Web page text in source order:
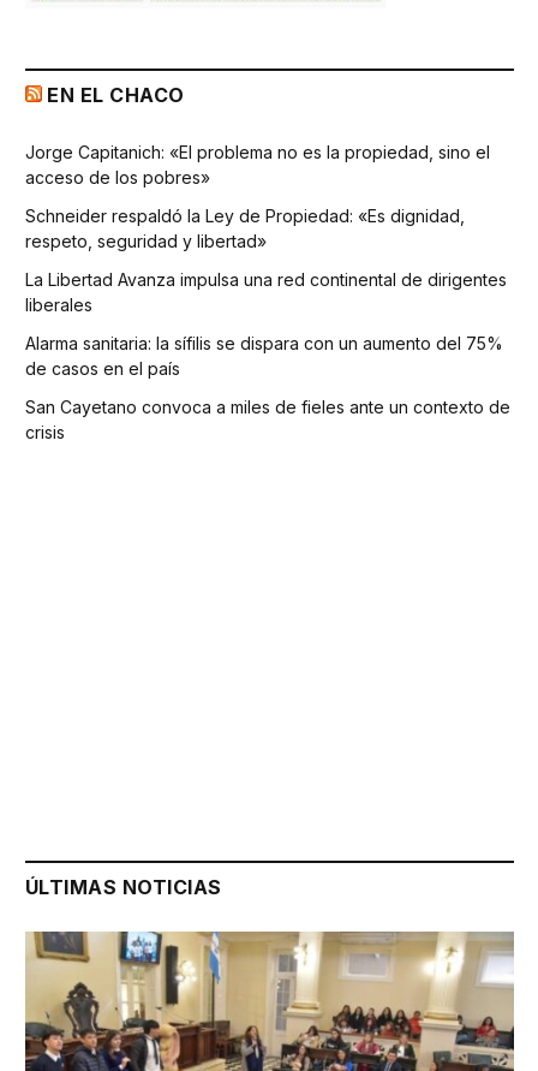
EN EL CHACO
Jorge Capitanich: «El problema no es la propiedad, sino el
acceso de los pobres»
Schneider respaldó la Ley de Propiedad: «Es dignidad,
respeto, seguridad y libertad»
La Libertad Avanza impulsa una red continental de dirigentes
liberales
Alarma sanitaria: la sífilis se dispara con un aumento del 75%
de casos en el país
San Cayetano convoca a miles de fieles ante un contexto de
crisis
ÚLTIMAS NOTICIAS